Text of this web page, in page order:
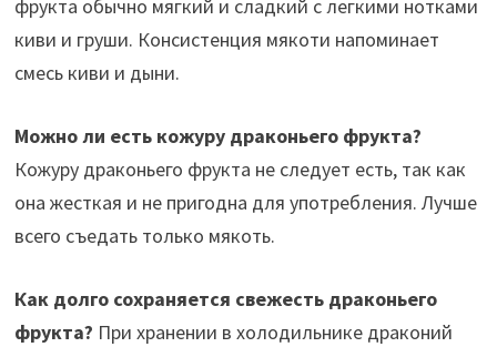
фрукта обычно мягкий и сладкий с легкими нотками
киви и груши. Консистенция мякоти напоминает
смесь киви и дыни.
Можно ли есть кожуру драконьего фрукта?
Кожуру драконьего фрукта не следует есть, так как
она жесткая и не пригодна для употребления. Лучше
всего съедать только мякоть.
Как долго сохраняется свежесть драконьего
фрукта? При хранении в холодильнике драконий